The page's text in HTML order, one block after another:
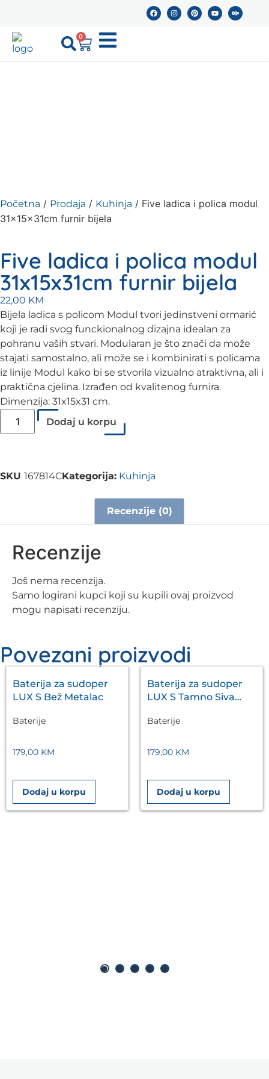
0
Početna / Prodaja / Kuhinja / Five ladica i polica modul
31x15x31cm furnir bijela
Five ladica i polica modul
31x15x31cm furnir bijela
22,00 KM
Bijela ladica s policom Modul tvori jedinstveni ormarić
koji je radi svog funckionalnog dizajna idealan za
pohranu vaših stvari. Modularan je što znači da može
stajati samostalno, ali može se i kombinirati s policama
iz linije Modul kako bi se stvorila vizualno atraktivna, ali i
praktična cjelina. Izrađen od kvalitenog furnira.
Dimenzija: 31x15x31 cm.
Dodaj u korpu
SKU 167814CKategorija: Kuhinja
Recenzije (0)
Recenzije
Još nema recenzija.
Samo logirani kupci koji su kupili ovaj proizvod
mogu napisati recenziju.
Povezani proizvodi
Baterija za sudoper
LUX S Bež Metalac
Baterije
179,00 KM
Dodaj u korpu
Baterija za sudoper
LUX S Tamno Siva
Baterije
179,00 KM
Dodaj u korpu